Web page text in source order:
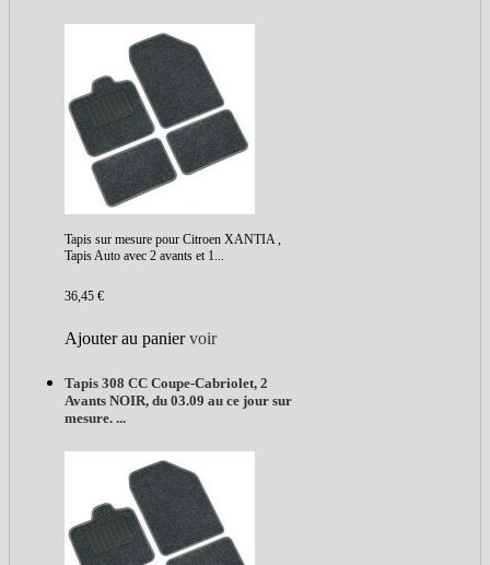
Tapis sur mesure pour Citroen XANTIA ,
Tapis Auto avec 2 avants et 1...
36,45 €
Ajouter au panier voir
Tapis 308 CC Coupe-Cabriolet, 2
Avants NOIR, du 03.09 au ce jour sur
mesure. ...